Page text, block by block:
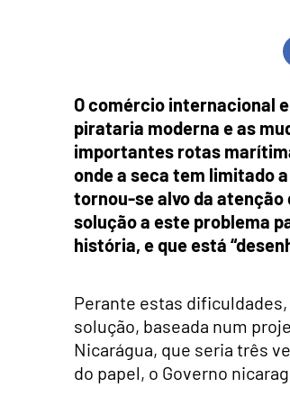
O comércio internacional
pirataria moderna e as
importantes rotas
onde a seca tem limitado
tornou-se alvo da atenção
solução a este problema
história, e que está
Perante estas
solução, baseada num
Nicarágua, que seria três
do papel, o Governo